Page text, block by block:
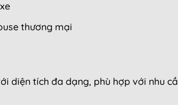
thương mại
diện tích đa dạng, phù hợp với nhu